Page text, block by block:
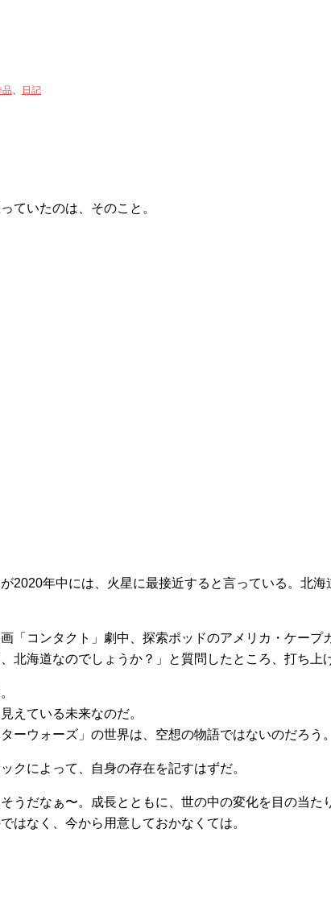
品、 日記
ていたのは、そのこと。
2020年中には、火星に最接近すると言っている。北
「コンタクト」劇中、探索ポッドのアメリカ・ケー
北海道なのでしょうか？」と質問したところ、打ち
えている未来なのだ。
ーウォーズ」の世界は、空想の物語ではないのだろう。
クによって、自身の存在を記すはずだ。
うだなぁ〜。成長とともに、世の中の変化を目の当た
はなく、今から用意しておかなくては。